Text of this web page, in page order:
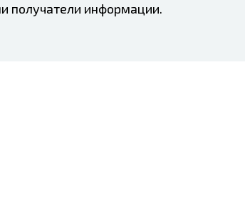
получатели информации.